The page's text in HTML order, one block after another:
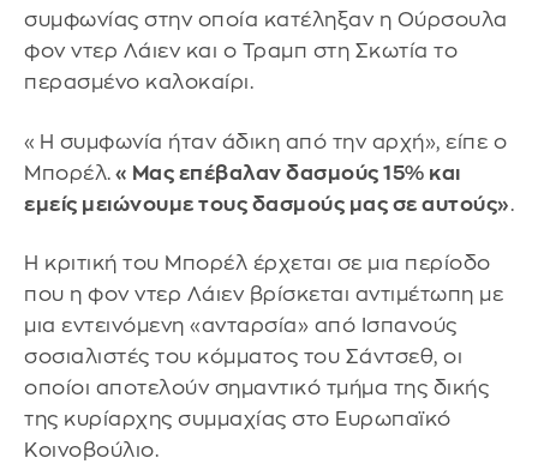
συμφωνίας στην οποία κατέληξαν η Ούρσουλα
φον ντερ Λάιεν και ο Τραμπ στη Σκωτία το
περασμένο καλοκαίρι.
«Η συμφωνία ήταν άδικη από την αρχή», είπε ο
Μπορέλ. «Μας επέβαλαν δασμούς 15% και
εμείς μειώνουμε τους δασμούς μας σε αυτούς».
Η κριτική του Μπορέλ έρχεται σε μια περίοδο
που η φον ντερ Λάιεν βρίσκεται αντιμέτωπη με
μια εντεινόμενη «ανταρσία» από Ισπανούς
σοσιαλιστές του κόμματος του Σάντσεθ, οι
οποίοι αποτελούν σημαντικό τμήμα της δικής
της κυρίαρχης συμμαχίας στο Ευρωπαϊκό
Κοινοβούλιο.